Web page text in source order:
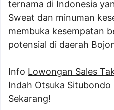
ternama di Indonesia
Sweat dan minuman
membuka kesempatan
potensial di daerah
Info Lowongan Sales
Indah Otsuka
Sekarang!